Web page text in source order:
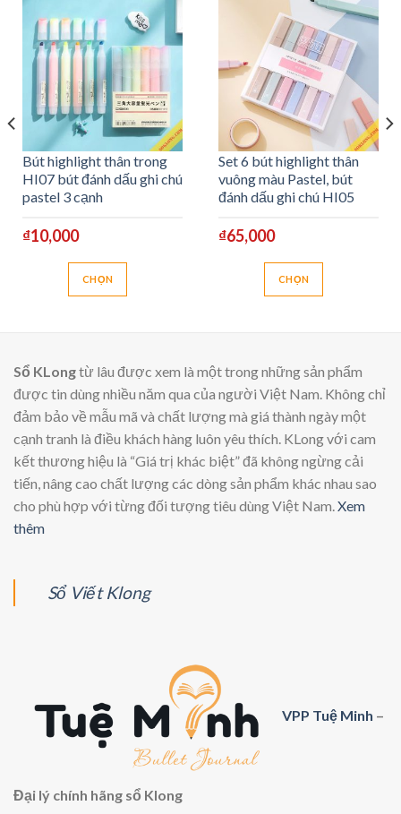
Bút highlight thân trong
HI07 bút đánh dấu ghi chú
pastel 3 cạnh
₫10,000
CHỌN
nhiều
biến
thể.
Các
tùy
có
thể
được
Set 6 bút highlight thân
vuông màu Pastel, bút
đánh dấu ghi chú HI05
₫65,000
CHỌN
nhiều
biến
thể.
Các
tùy
có
thể
Sổ KLongtừ lâu được xem là một trong những sản phẩm
được tin dùng nhiều năm qua của người Việt Nam. Không chỉ
đảm bảo về mẫu mã và chất lượng mà giá thành ngày một
cạnh tranh là điều khách hàng luôn yêu thích. KLong với cam
kết thương hiệu là “Giá trị khác biệt” đã không ngừng cải
tiến, nâng cao chất lượng các dòng sản phẩm khác nhau sao
cho phù hợp với từng đối tượng tiêu dùng Việt Nam. Xem
thêm
Sổ Viết Klong
VPP Tuệ Minh –
Đại lý chính hãng sổ Klong